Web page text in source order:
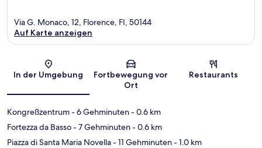
Karte
Via G. Monaco, 12, Florence, FI, 50144
Auf Karte anzeigen
In der Umgebung
Fortbewegung vor
Ort
Restaurants
Kongreßzentrum- 6 Gehminuten- 0.6 km
Fortezza da Basso- 7 Gehminuten- 0.6 km
Piazza di Santa Maria Novella- 11 Gehminuten- 1.0 km